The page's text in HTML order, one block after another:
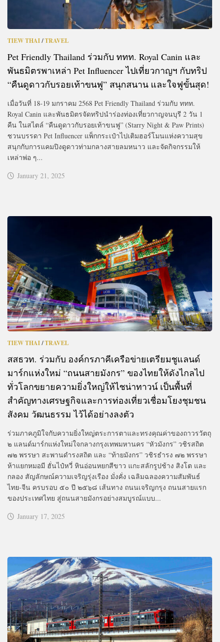
TIEW THAI/TRAVEL
Pet Friendly Thailand ร่วมกับ ททท. Royal Canin และ
พันธมิตรพาเหล่า Pet Influencer ไปเที่ยวกาญฯ กับทริป
“คืนดูดาวกับรอยเท้าขนฟู” สนุกสนาน และใจฟูขั้นสุด!
เมื่อวันที่ 18-19 มกราคม 2568 Pet Friendly Thailand ร่วมกับ ททท.
Royal Canin และพันธมิตรจัดทริปนำร่องท่องเที่ยวกาญจนบุรี 2 วัน 1
คืน ในสไตล์ “คืนดูดาวกับรอยเท้าขนฟู” (Starry Night & Paw Prints)
ชวนบรรดา Pet Influencer แพ็กกระเป๋าไปเติมฮอร์โมนแห่งความสุข
สนุกกับการแคมปิงดูดาวท่ามกลางสายลมหนาว และจัดกิจกรรมให้
เหล่าพ่อ ๆ...
January 21, 2025
TIEW THAI/TRAVEL
สสธวท. ร่วมกับ องค์กรภาคีเครือข่ายเตรียมชูแลนด์
มาร์กแห่งใหม่ “ถนนสายมังกร” ของไทยให้ดังไกลไป
ทั่วโลกขยายความยิ่งใหญ่ให้ไชน่าทาวน์ เป็นพื้นที่
สำคัญทางเศรษฐกิจและการท่องเที่ยวเชื่อมโยงชุมชน
สังคม วัฒนธรรม ไว้ได้อย่างลงตัว
ร่วมภาคภูมิใจกับความยิ่งใหญ่ตระการตาและทรงคุณค่าของถาวรวัตถุ
๒ แลนด์มาร์กแห่งใหม่ใจกลางกรุงเทพมหานคร “หัวมังกร” วชิรสถิต
๗๒ พรรษา สะพานดำรงสถิต และ “ท้ายมังกร” วชิรธำรง ๗๒ พรรษา
ห้าแยกหมอมี ฮั่นไป๋หวี่ หินอ่อนหยกสีขาว แกะสลักรูปช้าง สิงโต และ
กลอง สัญลักษณ์ความเจริญรุ่งเรือง มั่งคั่ง เฉลิมฉลองความสัมพันธ์
ไทย-จีน ครบรอบ ๕๐ ปี ๒๕๖๘ เส้นทาง ถนนเจริญกรุง ถนนสายแรก
ของประเทศไทย สู่ถนนสายมังกรอย่างสมบูรณ์แบบ...
January 17, 2025